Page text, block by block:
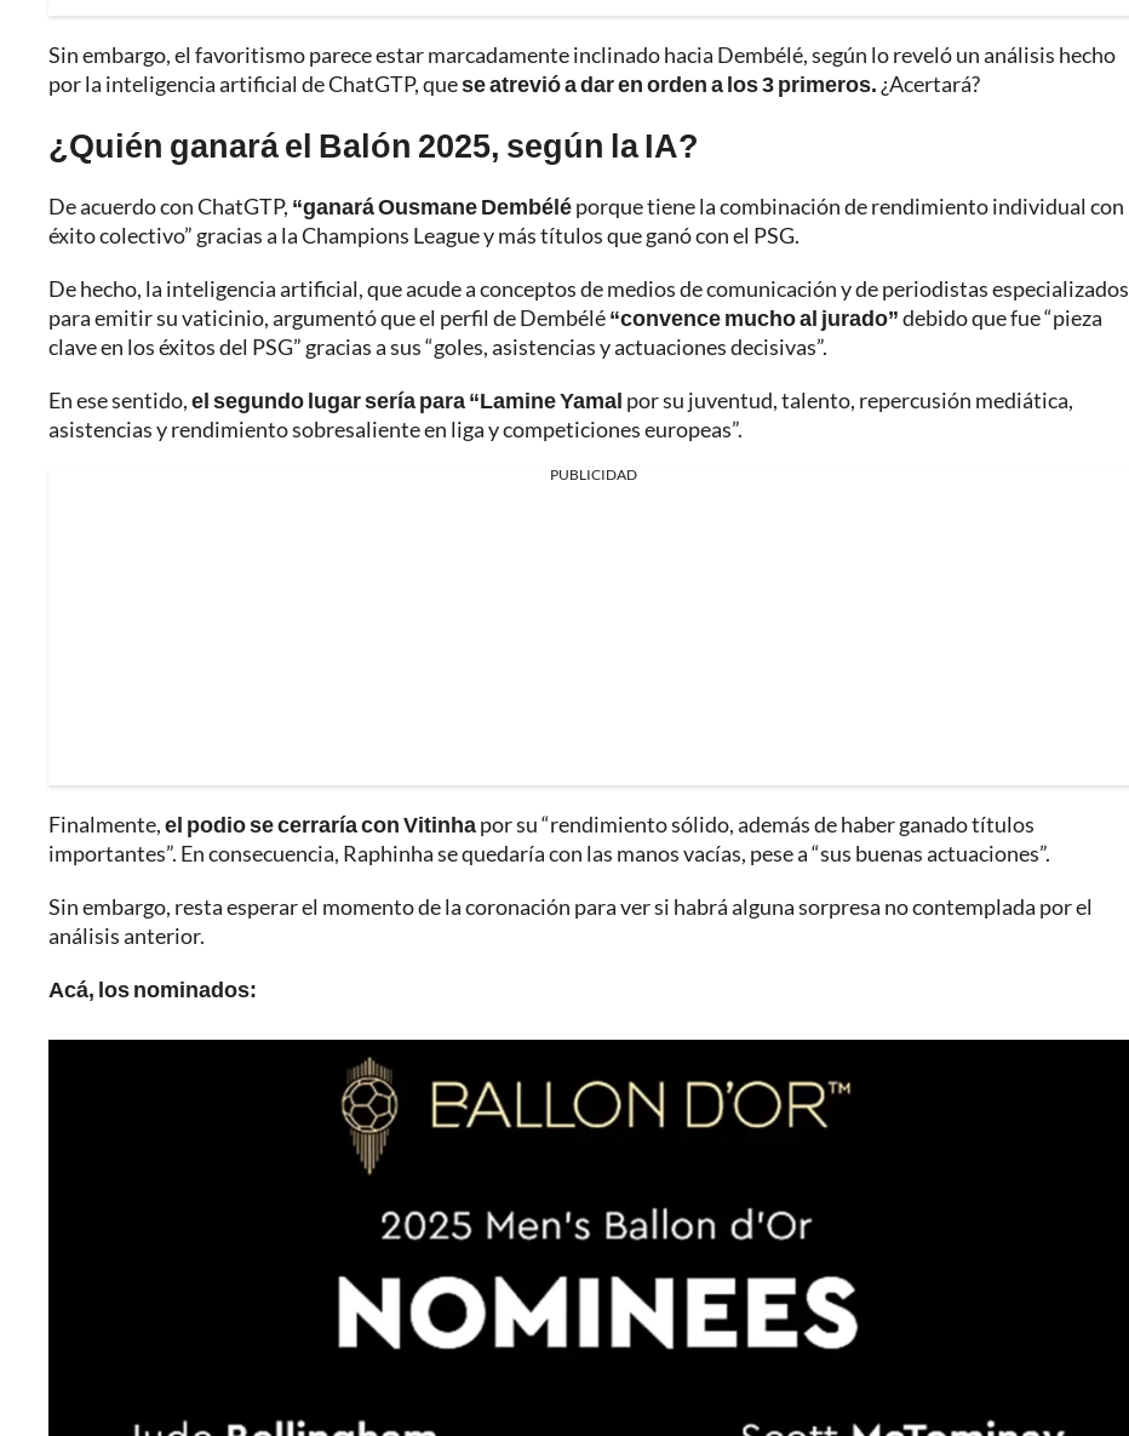
Sin embargo, el favoritismo parece estar marcadamente inclinado hacia Dembélé, según lo reveló un análisis hecho
por la inteligencia artificial de ChatGTP, quese atrevió a dar en orden a los 3 primeros. ¿Acertará?
¿Quién ganará el Balón 2025, según la IA?
De acuerdo con ChatGTP, “ganará Ousmane Dembéléporque tiene la combinación de rendimiento individual con
éxito colectivo” gracias a la Champions League y más títulos que ganó con el PSG.
De hecho, la inteligencia artificial, que acude a conceptos de medios de comunicación y de periodistas especializados
para emitir su vaticinio, argumentó que el perfil de Dembélé“convence mucho al jurado”debido que fue “pieza
clave en los éxitos del PSG” gracias a sus “goles, asistencias y actuaciones decisivas”.
En ese sentido,el segundo lugar sería para “Lamine Yamal por su juventud, talento, repercusión mediática,
asistencias y rendimiento sobresaliente en liga y competiciones europeas”.
PUBLICIDAD
Finalmente,el podio se cerraría con Vitinhapor su “rendimiento sólido, además de haber ganado títulos
importantes”. En consecuencia, Raphinha se quedaría con las manos vacías, pese a “sus buenas actuaciones”.
Sin embargo, resta esperar el momento de la coronación para ver si habrá alguna sorpresa no contemplada por el
análisis anterior.
Acá, los nominados: